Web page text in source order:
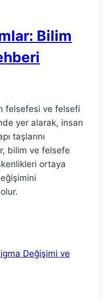
Bilim
felsefesi ve felsefi
yer alarak, insan
taşlarını
bilim ve felsefe
ortaya